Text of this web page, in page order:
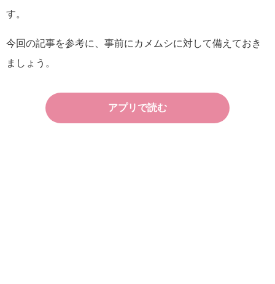
す。
今回の記事を参考に、事前にカメムシに対して備えておき
ましょう。
アプリで読む